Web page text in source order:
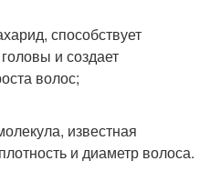
способствует
и создает
волос;
известная
и диаметр волоса.